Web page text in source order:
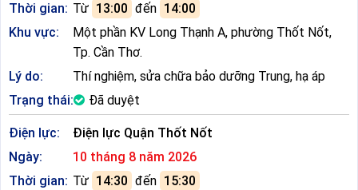
Thời gian: Từ 13:00 đến 14:00
Khu vực:
Một phần KV Long Thạnh A, phường Thốt Nốt,
Tp. Cần Thơ.
Lý do:
Thí nghiệm, sửa chữa bảo dưỡng Trung, hạ áp
Trạng thái:
Đã duyệt
Điện lực:
Điện lực Quận Thốt Nốt
Ngày:
10 tháng 8 năm 2026
Thời gian: Từ 14:30 đến 15:30